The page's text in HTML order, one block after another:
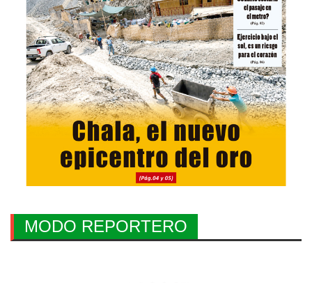
MODO REPORTERO